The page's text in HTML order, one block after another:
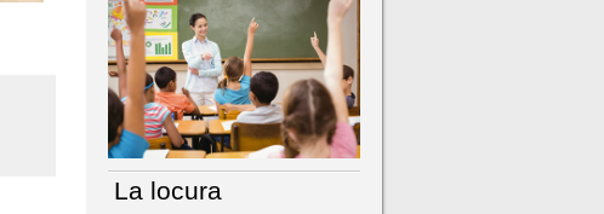
La locura